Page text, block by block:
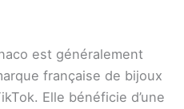
est généralement
française de bijoux
Elle bénéficie d’une